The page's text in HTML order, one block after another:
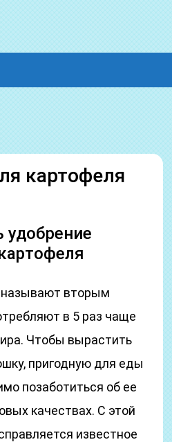
картофеля
удобрение
называют вторым
в 5 раз чаще
Чтобы вырастить
пригодную для еды
позаботиться об ее
качествах. С этой
известное